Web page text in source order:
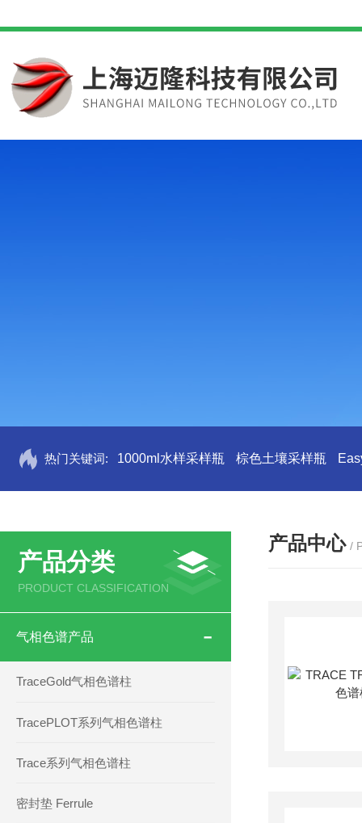
热门关键词: 1000ml水样采样瓶 棕色土壤采样瓶
产品分类
PRODUCT CLASSIFICATION
气相色谱产品
TraceGold气相色谱柱
TracePLOT系列气相色谱柱
Trace系列气相色谱柱
密封垫 Ferrule
产品中心 /